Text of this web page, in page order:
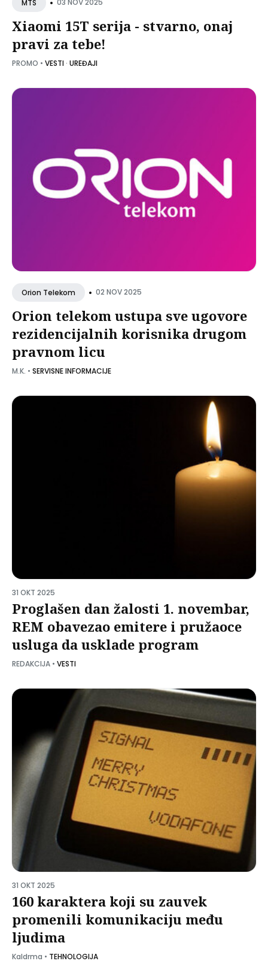
MTS 03 NOV 2025
Xiaomi 15T serija - stvarno, onaj
pravi za tebe!
PROMO • VESTI· UREĐAJI
Orion Telekom • 02 NOV 2025
Orion telekom ustupa sve ugovore
rezidencijalnih korisnika drugom
pravnom licu
M.K. • SERVISNE INFORMACIJE
31 OKT 2025
Proglašen dan žalosti 1. novembar,
REM obavezao emitere i pružaoce
usluga da usklade program
REDAKCIJA • VESTI
31 OKT 2025
160 karaktera koji su zauvek
promenili komunikaciju među
ljudima
Kaldrma • TEHNOLOGIJA